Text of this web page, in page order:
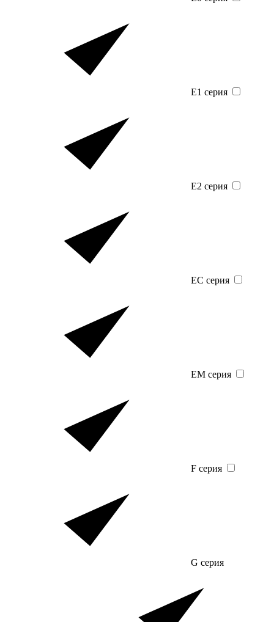
E1 серия
E2 серия
EC серия
EM серия
F серия
G серия